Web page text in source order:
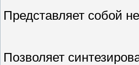
Представляет собой
Позволяет